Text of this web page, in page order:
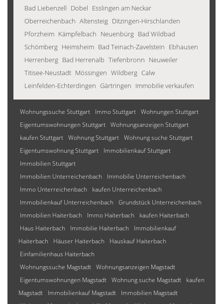
Bad Liebenzell Dobel Esslingen am Neckar
Oberreichenbach Altensteig Ditzingen-Hirschlanden
Pforzheim Kämpfelbach Neuenbürg Bad Wildbad
Schömberg Heimsheim Bad Teinach-Zavelstein Ebhausen
Herrenberg Bad Herrenalb Tiefenbronn Neuweiler
Titisee-Neustadt Mössingen Wildberg Calw
Leinfelden-Echterdingen Gärtringen Immobilie verkaufen
Wohnungssuche Stuttgart Immo Stuttgart Wohnungen Stuttgart
Eigentumswohnungen Stuttgart Wohnungsanzeigen Stuttgart
kaufen Stuttgart Wohnung Stuttgart Wohnung suche Stuttgart
Eigentumswohnung Stuttgart
Immobilienkauf Stuttgart
Immobilien Stuttgart
Immobilien Unterreichenbach
Immobilie Unterreichenbach
Immo Unterreichenbach
kaufen Unterreichenbach
Immobilienkauf Unterreichenbach
Grundstück Unterreichenbach
Immobilien Haiterbach
Immo Haiterbach
kaufen Haiterbach
Haus Haiterbach
Immobilie Haiterbach
Immobilienkauf
Haiterbach
Häuser Haiterbach
Hauskauf Haiterbach
Einfamilienhaus Haiterbach
Wohnungssuche Magstadt Wohnungsanzeigen Magstadt
Eigentumswohnungen Magstadt Wohnung suche Magstadt
kaufen
Magstadt
Immobilienkauf Magstadt
Immobilien Magstadt